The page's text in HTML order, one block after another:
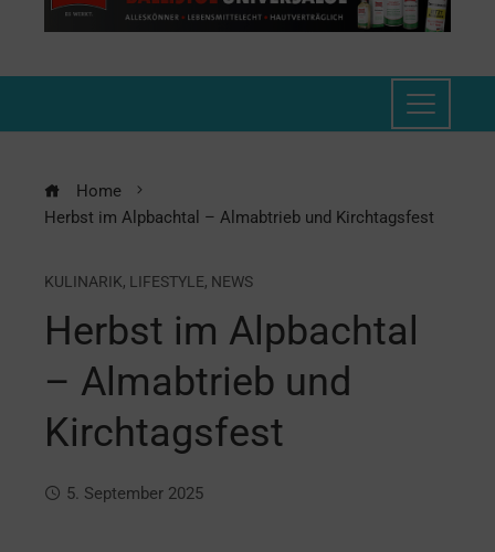
Home
Herbst im Alpbachtal – Almabtrieb und Kirchtagsfest
KULINARIK, LIFESTYLE, NEWS
Herbst im Alpbachtal
– Almabtrieb und
Kirchtagsfest
5. September 2025